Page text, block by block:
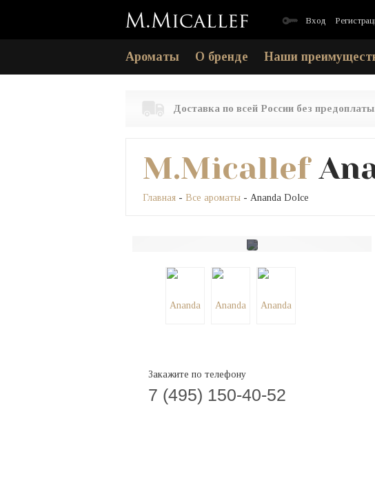
Вход
Ароматы О бренде Наши
Доставка по всей России без
M.Micallef
Главная - Все ароматы - Ananda Dolce
Закажите по телефону
7 (495) 150-40-52